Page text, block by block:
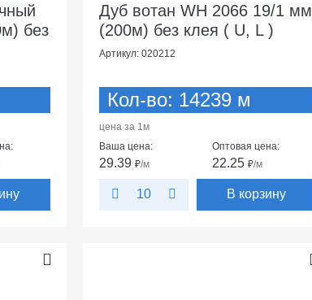
без
Дуб вотан WH 2066 19/1 мм
(200м) без клея ( U, L )
Артикул: 020212
Кол-во: 14239 м
цена за 1м
Ваша цена:
29.39 ₽/м
Оптовая цена:
22.25 ₽/м
10 В корзину